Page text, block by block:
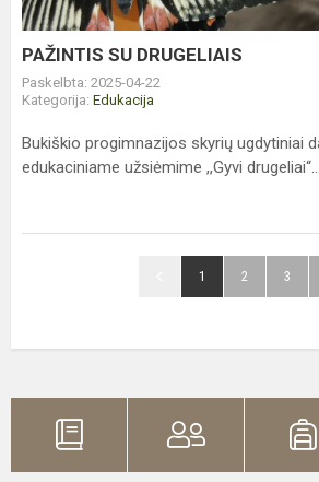
PAŽINTIS SU DRUGELIAIS
Paskelbta: 2025-04-22
Kategorija: Edukacija
Bukiškio progimnazijos skyrių ugdytiniai
edukaciniame užsiėmime ,,Gyvi drugeliai“...
1 2 3